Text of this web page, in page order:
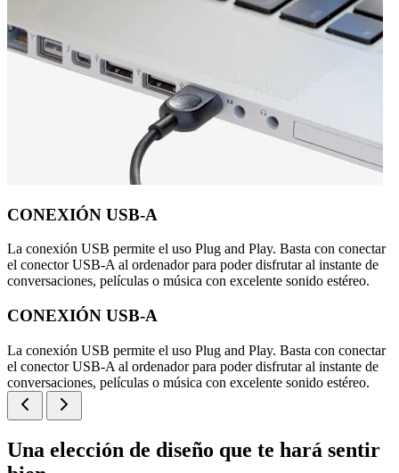
CONEXIÓN USB-A
La conexión USB permite el uso Plug and Play. Basta con conectar
el conector USB-A al ordenador para poder disfrutar al instante de
conversaciones, películas o música con excelente sonido estéreo.
CONEXIÓN USB-A
La conexión USB permite el uso Plug and Play. Basta con conectar
el conector USB-A al ordenador para poder disfrutar al instante de
conversaciones, películas o música con excelente sonido estéreo.
Una elección de diseño que te hará sentir